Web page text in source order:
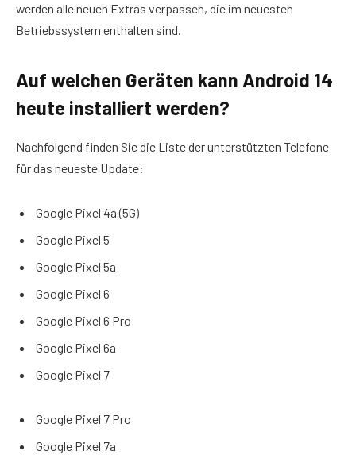
werden alle neuen Extras verpassen, die im neuesten
Betriebssystem enthalten sind.
Auf welchen Geräten kann Android 14
heute installiert werden?
Nachfolgend finden Sie die Liste der unterstützten Telefone
für das neueste Update:
Google Pixel 4a (5G)
Google Pixel 5
Google Pixel 5a
Google Pixel 6
Google Pixel 6 Pro
Google Pixel 6a
Google Pixel 7
Google Pixel 7 Pro
Google Pixel 7a